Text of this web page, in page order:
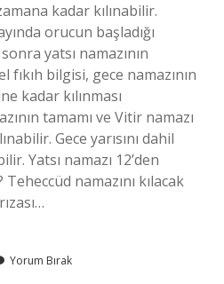
kadar kılınabilir.
orucun başladığı
yatsı namazının
fıkıh bilgisi, gece namazının
kadar kılınması
tamamı ve Vitir namazı
Gece yarısını dahil
Yatsı namazı 12’den
namazını kılacak
Yorum Bırak